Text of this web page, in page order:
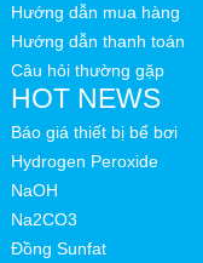
Hướng dẫn mua hàng
Hướng dẫn thanh toán
Câu hỏi thường gặp
HOT NEWS
Báo giá thiết bị bể bơi
Hydrogen Peroxide
NaOH
Na2CO3
Đồng Sunfat